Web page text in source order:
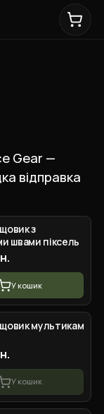
Gear —
відправка
з
швами піксель
У кошик
мультикам
У кошик